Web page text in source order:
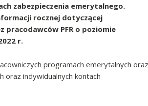
zabezpieczenia emerytalnego.
rocznej dotyczącej
pracodawców PFR o poziomie
r.
programach emerytalnych oraz
oraz indywidualnych kontach